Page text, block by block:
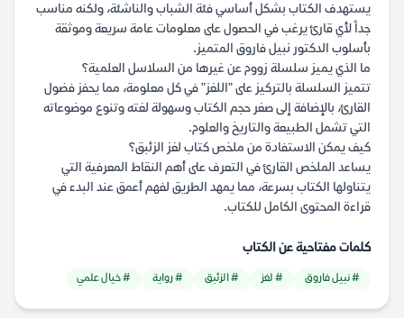
يستهدف الكتاب بشكل أساسي فئة الشباب والناشئة، ولكنه مناسب
جداً لأي قارئ يرغب في الحصول على معلومات عامة سريعة وموثقة
بأسلوب الدكتور نبيل فاروق المتميز.
ما الذي يميز سلسلة زووم عن غيرها من السلاسل العلمية؟
تتميز السلسلة بالتركيز على "اللغز" في كل معلومة، مما يحفز فضول
القارئ، بالإضافة إلى صغر حجم الكتاب وسهولة لغته وتنوع موضوعاته
التي تشمل الطبيعة والتاريخ والعلوم.
كيف يمكن الاستفادة من ملخص كتاب لغز الزئبق؟
يساعد الملخص القارئ في التعرف على أهم النقاط المعرفية التي
يتناولها الكتاب بسرعة، مما يمهد الطريق لفهم أعمق عند البدء في
قراءة المحتوى الكامل للكتاب.
كلمات مفتاحية عن الكتاب
# نبيل فاروق # لغز # الزئبق # رواية # خيال علمي